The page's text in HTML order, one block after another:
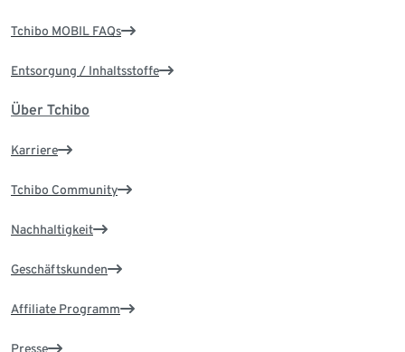
Tchibo MOBIL FAQs
Entsorgung / Inhaltsstoffe
Über Tchibo
Karriere
Tchibo Community
Nachhaltigkeit
Geschäftskunden
Affiliate Programm
Presse